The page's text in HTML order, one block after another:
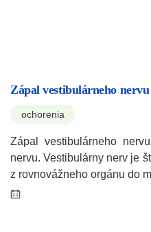
Zápal vestibulárneho nervu
ochorenia
Zápal vestibulárneho
nervu. Vestibulárny nerv je
z rovnovážneho orgánu do